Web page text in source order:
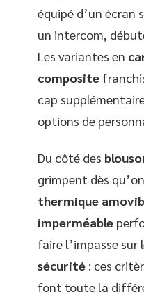
équipé d’un écran
un intercom,
Les variantes en
composite
cap
options de
Du côté des
grimpent dès
thermique
imperméable
faire l’impasse sur
sécurité : ces
font toute la